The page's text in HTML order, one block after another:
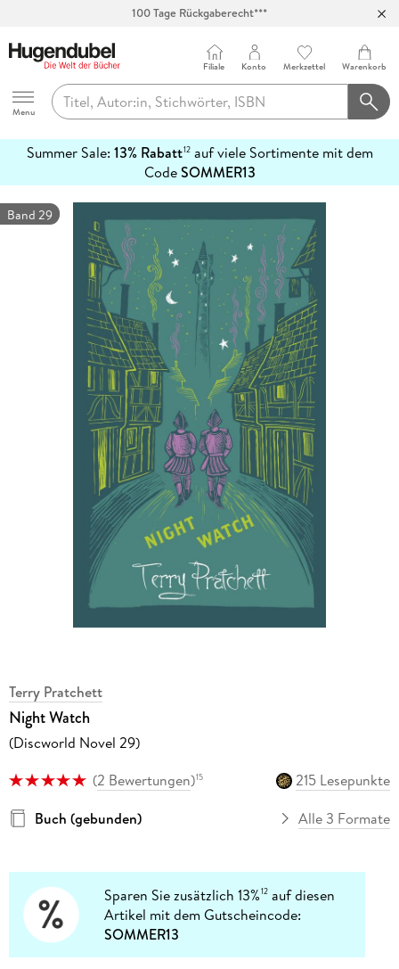
100 Tage Rückgaberecht***
Hugendubel
Menu
Filiale Konto Merkzettel Warenkorb
Summer Sale: 13% Rabatt12auf viele Sortimente mit dem
CodeSOMMER13
erfahren
Band 29
Terry Pratchett
Night Watch
(Discworld Novel 29)
(2 Bewertungen)15
215 Lesepunkte
Buch (gebunden)
Alle 3 Formate
Sparen Sie zusätzlich 13%12 auf diesen
Artikel mit dem Gutscheincode:
SOMMER13